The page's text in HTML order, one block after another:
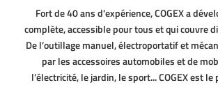
services
Conditionnement à
façon
Fort de 40 ans d'expérience, COGEX a
complète, accessible pour tous et qui couvre
De l’outillage manuel, électroportatif et
par les accessoires automobiles et de
l’électricité, le jardin, le sport... COGEX est